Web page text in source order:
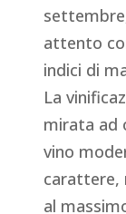
attento
indici di
La
mirata ad
vino
carattere,
al